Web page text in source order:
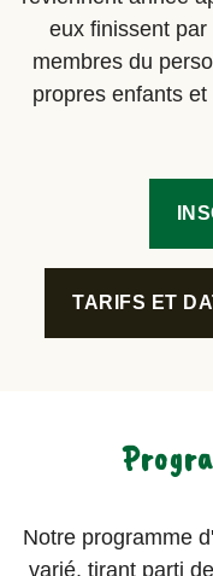
eux finissent
membres du
propres enfants
TARIFS ET
Notre programme
varié, tirant parti